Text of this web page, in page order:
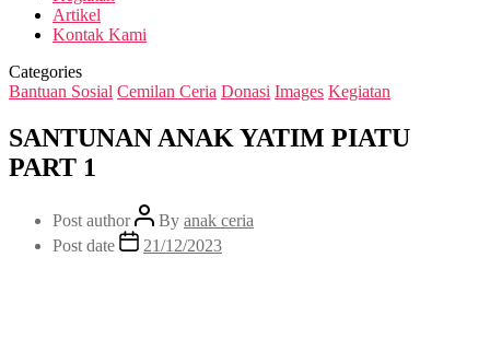
Artikel
Kontak Kami
Categories
Bantuan Sosial Cemilan Ceria Donasi Images Kegiatan
SANTUNAN ANAK YATIM PIATU
PART 1
Post author By anak ceria
Post date
21/12/2023